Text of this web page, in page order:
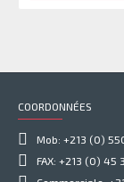
COORDONNÉES
Mob: +213 (0)
FAX: +213 (0) 45